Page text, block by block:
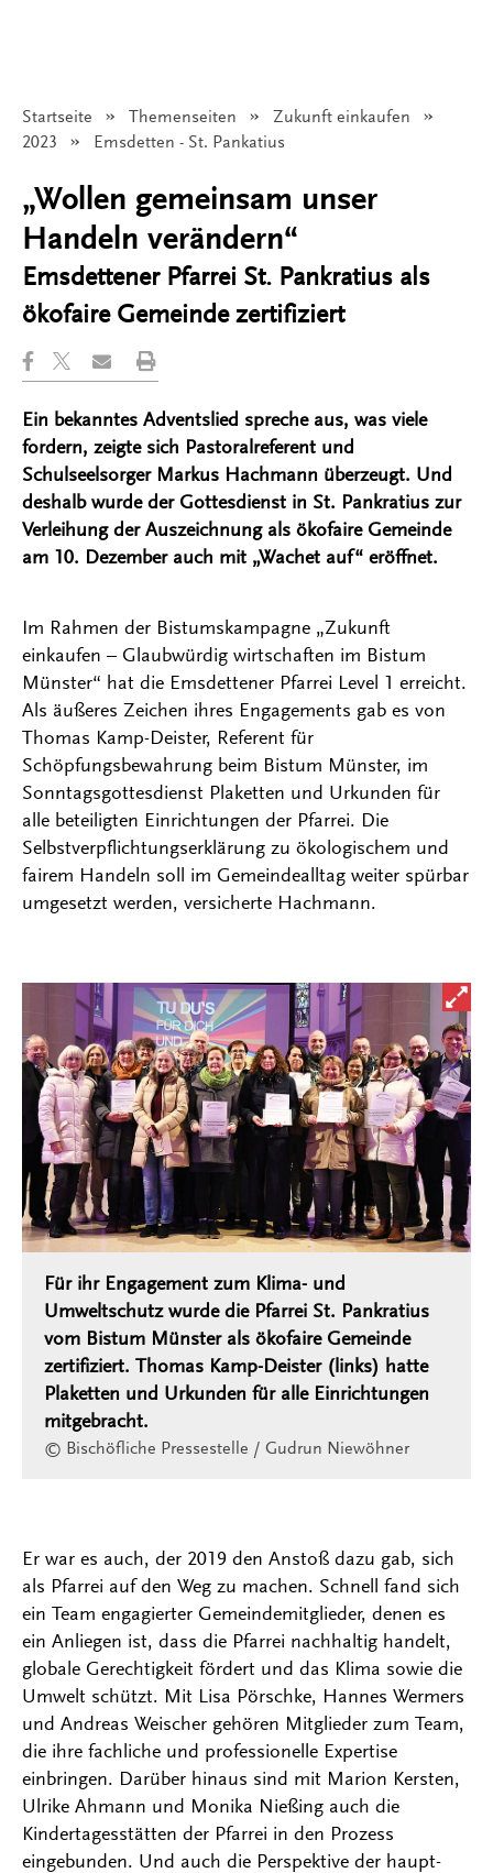
Startseite Themenseiten
Zukunft einkaufen
2023
Angezeigt:
Emsdetten - St. Pankatius
„Wollen gemeinsam unser
Handeln verändern“
Emsdettener Pfarrei St. Pankratius als
ökofaire Gemeinde zertifiziert
Ein bekanntes Adventslied spreche aus, was viele
fordern, zeigte sich Pastoralreferent und
Schulseelsorger Markus Hachmann überzeugt. Und
deshalb wurde der Gottesdienst in St. Pankratius zur
Verleihung der Auszeichnung als ökofaire Gemeinde
am 10. Dezember auch mit „Wachet auf“ eröffnet.
Im Rahmen der Bistumskampagne „Zukunft
einkaufen – Glaubwürdig wirtschaften im Bistum
Münster“ hat die Emsdettener Pfarrei Level 1 erreicht.
Als äußeres Zeichen ihres Engagements gab es von
Thomas Kamp-Deister, Referent für
Schöpfungsbewahrung beim Bistum Münster, im
Sonntagsgottesdienst Plaketten und Urkunden für
alle beteiligten Einrichtungen der Pfarrei. Die
Selbstverpflichtungserklärung zu ökologischem und
fairem Handeln soll im Gemeindealltag weiter spürbar
umgesetzt werden, versicherte Hachmann.
Bild
Für ihr Engagement zum Klima- und
Umweltschutz wurde die Pfarrei St. Pankratius
vom Bistum Münster als ökofaire Gemeinde
zertifiziert. Thomas Kamp-Deister (links) hatte
Plaketten und Urkunden für alle Einrichtungen
mitgebracht.
© Bischöfliche Pressestelle / Gudrun Niewöhner
Er war es auch, der 2019 den Anstoß dazu gab, sich
als Pfarrei auf den Weg zu machen. Schnell fand sich
ein Team engagierter Gemeindemitglieder, denen es
ein Anliegen ist, dass die Pfarrei nachhaltig handelt,
globale Gerechtigkeit fördert und das Klima sowie die
Umwelt schützt. Mit Lisa Pörschke, Hannes Wermers
und Andreas Weischer gehören Mitglieder zum Team,
die ihre fachliche und professionelle Expertise
einbringen. Darüber hinaus sind mit Marion Kersten,
Ulrike Ahmann und Monika Nießing auch die
Kindertagesstätten der Pfarrei in den Prozess
eingebunden. Und auch die Perspektive der haupt-